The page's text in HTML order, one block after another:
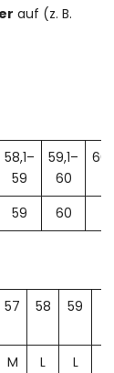
auf (z. B.
58,1–
59
59,1–
60
59 60
57 58 59
M L L